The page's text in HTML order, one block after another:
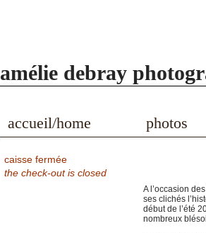
amélie debray
accueil/home photos
caisse fermée
the check-out is closed
A l’occasion
ses clichés
début de l’été
nombreux